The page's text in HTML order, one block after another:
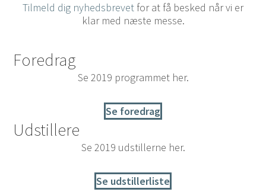
Tilmeld dig nyhedsbrevet for at få besked når vi er
klar med næste messe.
Foredrag
Se 2019 programmet her.
Se foredrag
Udstillere
Se 2019 udstillerne her.
Se udstillerliste